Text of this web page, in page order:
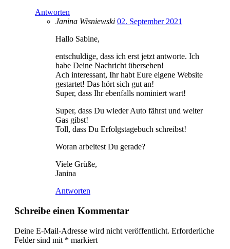
Antworten
Janina Wisniewski 02. September 2021
Hallo Sabine,
entschuldige, dass ich erst jetzt antworte. Ich
habe Deine Nachricht übersehen!
Ach interessant, Ihr habt Eure eigene Website
gestartet! Das hört sich gut an!
Super, dass Ihr ebenfalls nominiert wart!
Super, dass Du wieder Auto fährst und weiter
Gas gibst!
Toll, dass Du Erfolgstagebuch schreibst!
Woran arbeitest Du gerade?
Viele Grüße,
Janina
Antworten
Schreibe einen Kommentar
Deine E-Mail-Adresse wird nicht veröffentlicht. Erforderliche
Felder sind mit * markiert